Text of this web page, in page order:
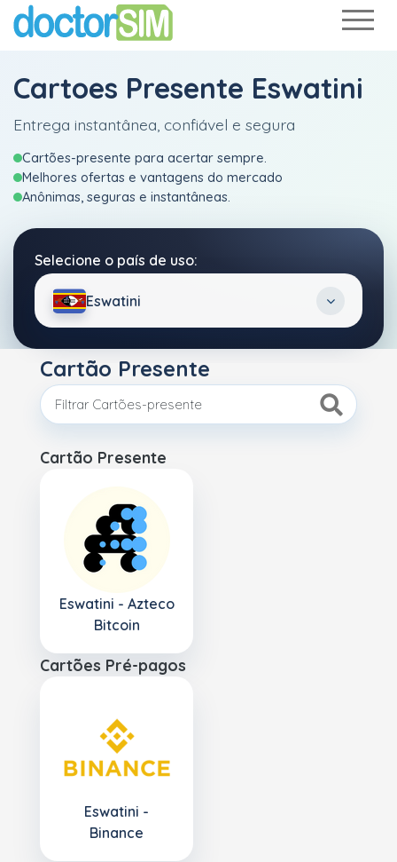
Cartoes Presente Eswatini
Entrega instantânea, confiável e segura
Cartões-presente para acertar sempre.
Melhores ofertas e vantagens do mercado
Anônimas, seguras e instantâneas.
Selecione o país de uso:
Eswatini
Cartão Presente
Cartão Presente
Eswatini - Azteco
Bitcoin
Cartões Pré-pagos
Eswatini -
Binance